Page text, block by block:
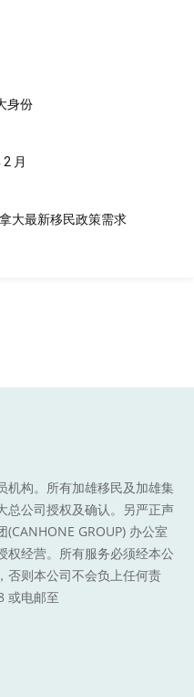
身份
月
大最新移民政策需求
构。 所有加雄移民及加雄集
总公司授权及确认。另严正声
GROUP) 办公室
权经营。所有服务必须经本公
否则本公司不会负上任何责
或电邮至